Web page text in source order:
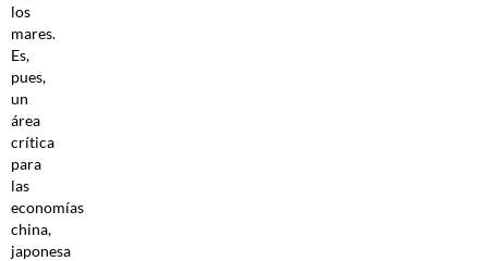
los
mares.
Es,
pues,
un
área
crítica
para
las
economías
china,
japonesa